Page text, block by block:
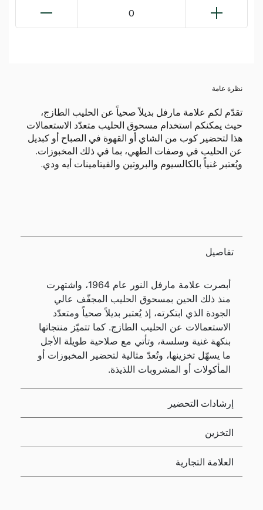
0
نظرة عامة
تقدّم لكم علامة مارفل بديلاً صحياً عن الحليب الطازج،
حيث يمكنكم استخدام مسحوق الحليب متعدّد الاستعمالات
هذا لتحضير كوب من الشاي أو القهوة في الصباح أو كبديل
عن الحليب في وصفات الطهي، بما في ذلك المخبوزات.
ويُعتبر غنياً بالكالسيوم والبروتين والفيتامينات أيه ودي.
تفاصيل
أبصرت علامة مارفل النور عام 1964، واشتهرت
منذ ذلك الحين بمسحوق الحليب المجفّف عالي
الجودة الذي ابتكرته، إذ يُعتبر بديلاً صحياً ومتعدّد
الاستعمالات عن الحليب الطازج. كما تتميّز منتجاتها
بنكهة غنية وسلسة، وتأتي مع صلاحية طويلة الأجل
ما يسهّل تخزينها، وتُعدّ مثالية لتحضير المخبوزات أو
المأكولات أو المشروبات اللذيذة.
إرشادات التحضير
التخزين
العلامة التجارية